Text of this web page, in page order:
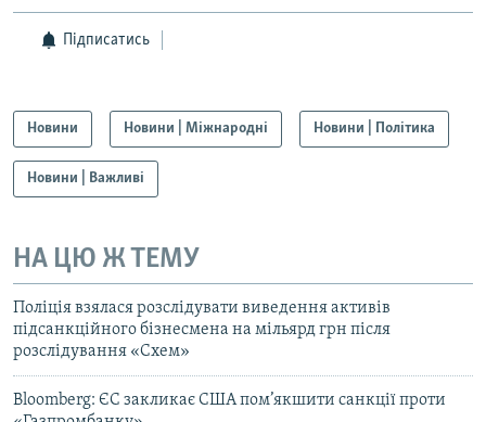
Підписатись
Новини Новини | Міжнародні Новини | Політика
Новини | Важливі
НА ЦЮ Ж ТЕМУ
Поліція взялася розслідувати виведення активів
підсанкційного бізнесмена на мільярд грн після
розслідування «Схем»
Bloomberg: ЄС закликає США пом’якшити санкції проти